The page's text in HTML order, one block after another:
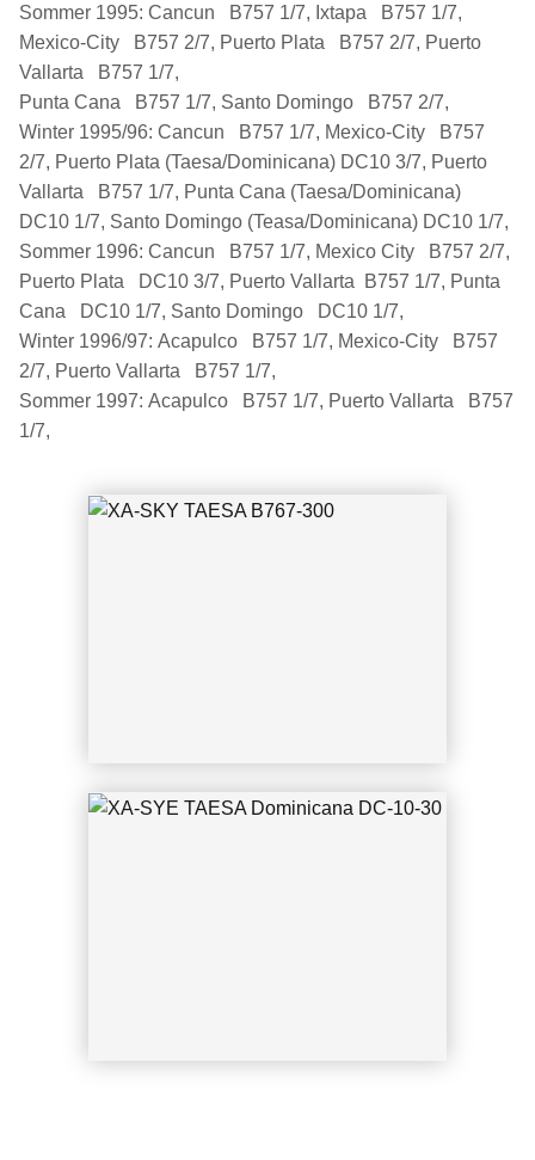
Sommer 1995: Cancun B757 1/7, Ixtapa B757 1/7,
Mexico-City B757 2/7, Puerto Plata B757 2/7, Puerto
Vallarta B757 1/7,
Punta Cana B757 1/7, Santo Domingo B757 2/7,
Winter 1995/96: Cancun B757 1/7, Mexico-City B757
2/7, Puerto Plata (Taesa/Dominicana) DC10 3/7, Puerto
Vallarta B757 1/7, Punta Cana (Taesa/Dominicana)
DC10 1/7, Santo Domingo (Teasa/Dominicana) DC10 1/7,
Sommer 1996: Cancun B757 1/7, Mexico City B757 2/7,
Puerto Plata DC10 3/7, Puerto Vallarta B757 1/7, Punta
Cana DC10 1/7, Santo Domingo DC10 1/7,
Winter 1996/97: Acapulco B757 1/7, Mexico-City B757
2/7, Puerto Vallarta B757 1/7,
Sommer 1997: Acapulco B757 1/7, Puerto Vallarta B757
1/7,
XA-SKY TAESA B767-300